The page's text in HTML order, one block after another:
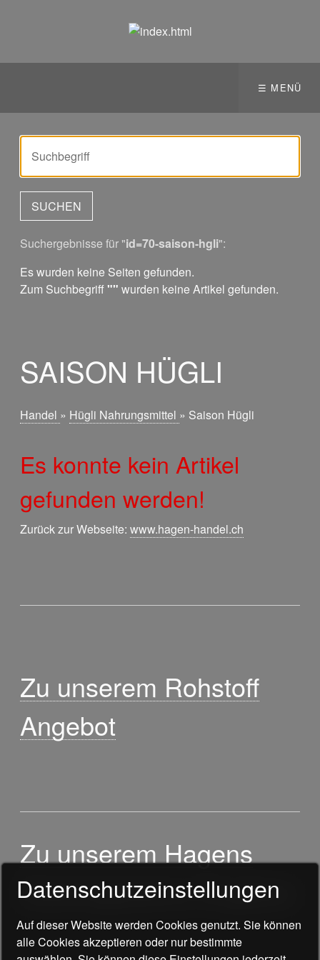
☰ MENÜ
Suchergebnisse für "id=70-saison-hgli":
Es wurden keine Seiten gefunden.
Zum Suchbegriff"" wurden keine Artikel gefunden.
SAISON HÜGLI
Handel » Hügli Nahrungsmittel » Saison Hügli
Es konnte kein Artikel
gefunden werden!
Zurück zur Webseite:www.hagen-handel.ch
Zu unserem Rohstoff
Angebot
Zu unserem Hagens
Gelenkgelatine Angebot
Datenschutzeinstellungen
Auf dieser Website werden Cookies genutzt. Sie können
alle Cookies akzeptieren oder nur bestimmte